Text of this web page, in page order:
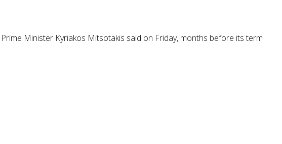
Minister Kyriakos Mitsotakis said on Friday, months before its term